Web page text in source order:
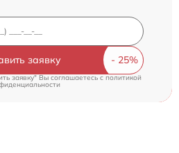
заявку
заявку" Вы соглашаетесь cполитикой